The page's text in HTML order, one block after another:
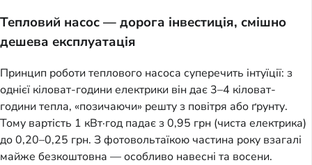
Тепловий насос — дорога інвестиція, смішно
дешева експлуатація
Принцип роботи теплового насоса суперечить інтуїції: з
однієї кіловат-години електрики він дає 3–4 кіловат-
години тепла, «позичаючи» решту з повітря або ґрунту.
Тому вартість 1 кВт·год падає з 0,95 грн (чиста електрика)
до 0,20–0,25 грн. З фотовольтаїкою частина року взагалі
майже безкоштовна — особливо навесні та восени.